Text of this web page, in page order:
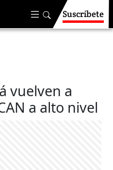
Suscríbete
vuelven a
a alto nivel